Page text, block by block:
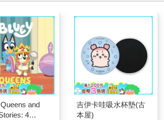
and
4
吉伊卡哇吸水杯墊(古
本屋)